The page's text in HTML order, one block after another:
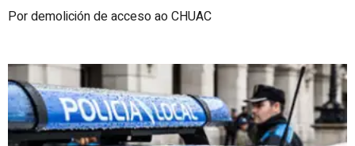
Por demolición de acceso ao CHUAC